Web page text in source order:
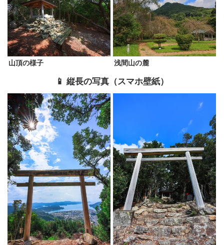
山頂の様子 浅間山の麓
📱 縦長の写真（スマホ壁紙）